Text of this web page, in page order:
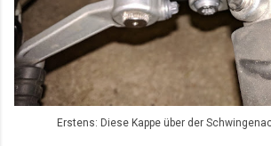
Erstens: Diese Kappe über der